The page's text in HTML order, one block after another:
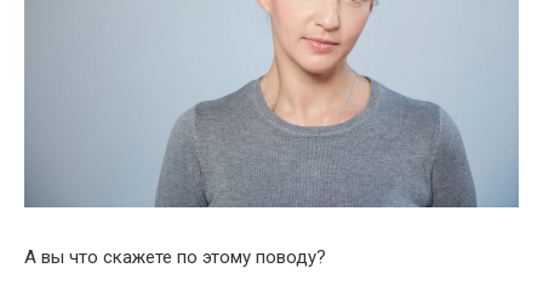
А вы что скажете по этому поводу?